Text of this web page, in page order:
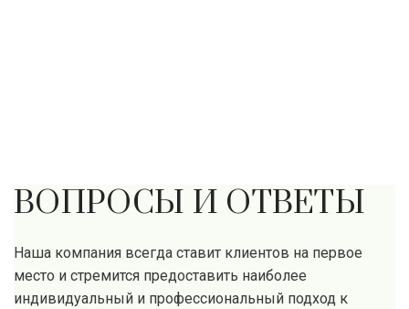
ВОПРОСЫ И ОТВЕТЫ
Наша компания всегда ставит клиентов на первое
место и стремится предоставить наиболее
индивидуальный и профессиональный подход к